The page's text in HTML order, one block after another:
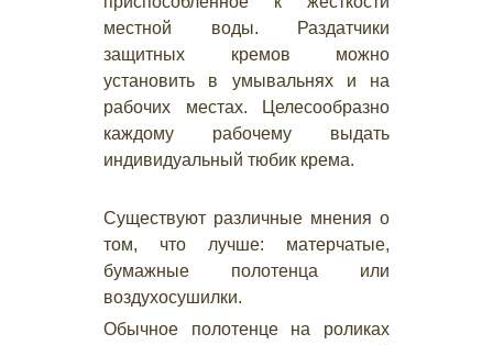
местной воды. Раздатчики
защитных кремов можно
установить в умывальнях и на
рабочих местах. Целесообразно
каждому рабочему выдать
индивидуальный тюбик крема.
Существуют различные мнения о
том, что лучше: матерчатые,
бумажные полотенца или
воздухосушилки.
Обычное полотенце на роликах